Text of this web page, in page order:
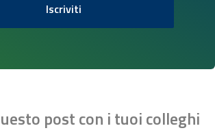
Iscriviti
post con i tuoi colleghi